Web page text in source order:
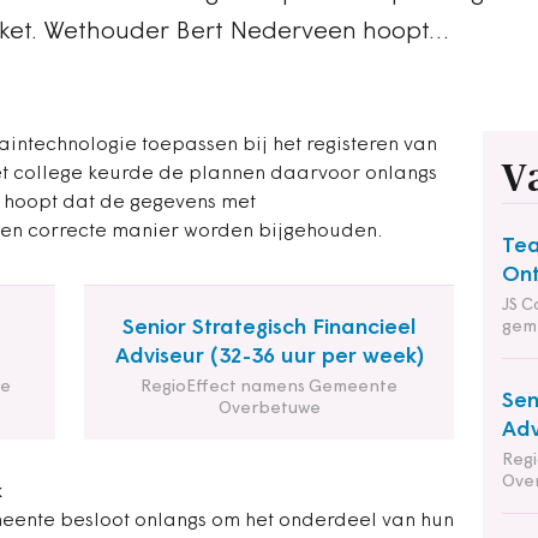
Wethouder Bert Nederveen hoopt…
toepassen bij het registeren van
college keurde de plannen daarvoor onlangs
dat de gegevens met
correcte manier worden bijgehouden.
Senior Strategisch Financieel
Adviseur (32-36 uur per week)
RegioEffect namens Gemeente
Overbetuwe
besloot onlangs om het onderdeel van hun
JS